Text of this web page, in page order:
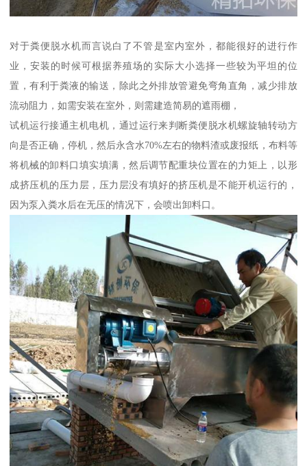
对于粪便脱水机而言说白了不管是室内室外，都能很好的进行作
业，安装的时候可根据养殖场的实际大小选择一些较为平坦的位
置，有利于粪液的输送，除此之外排放管避免弯角直角，减少排放
流动阻力，如需安装在室外，则需建造简易的遮雨棚，
试机运行接通主机电机，通过运行来判断粪便脱水机螺旋轴转动方
向是否正确，停机，然后永含水70%左右的物料渣或废报纸，布料等
将机械的卸料口填实填满，然后调节配重块位置在的力矩上，以形
成挤压机的压力层，压力层没有填好的挤压机是不能开机运行的，
因为泵入粪水后在无压的情况下，会喷出卸料口。